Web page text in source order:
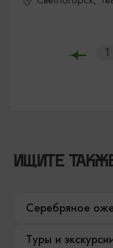
1
ИЩИТЕ
Серебряное
Туры и